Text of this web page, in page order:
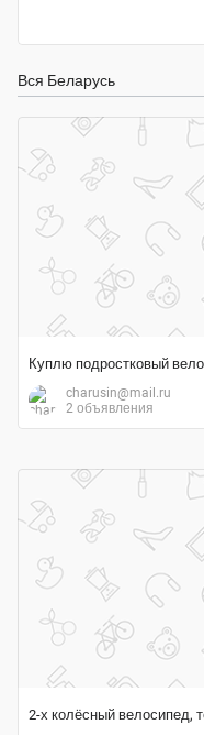
Вся Беларусь
charusin@mail.ru
2 объявления